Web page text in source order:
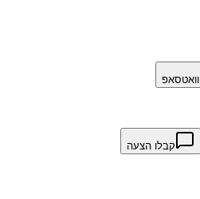
וואטסאפ
קבלו הצעה